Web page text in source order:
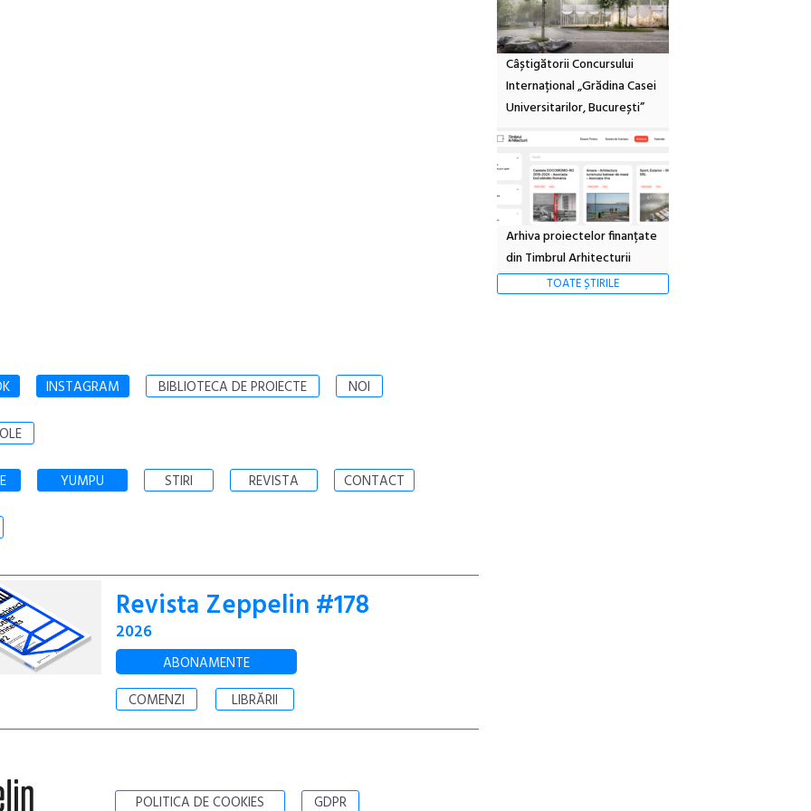
Câștigătorii Concursului
Internațional „Grădina Casei
Universitarilor, București”
Arhiva proiectelor finanțate
din Timbrul Arhitecturii
TOATE ȘTIRILE
INSTAGRAM BIBLIOTECA DE PROIECTE NOI
YUMPU STIRI REVISTA CONTACT
Revista Zeppelin #178
2026
ABONAMENTE
COMENZI
LIBRĂRII
POLITICA DE COOKIES GDPR